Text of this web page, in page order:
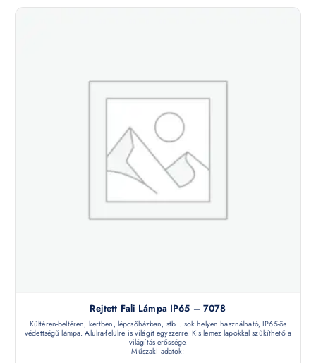
Rejtett Fali Lámpa IP65 – 7078
Kültéren-beltéren, kertben, lépcsőházban, stb... sok helyen használható, IP65-ös
védettségű lámpa. Alulra-felülre is világít egyszerre. Kis lemez lapokkal szűkíthető a
világítás erőssége.
Műszaki adatok: